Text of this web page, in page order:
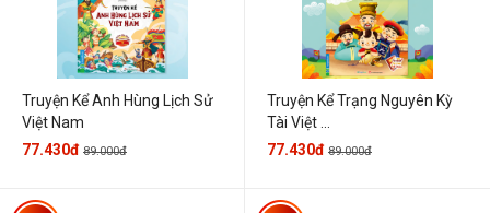
Truyện Kể Anh Hùng Lịch Sử
Việt Nam
77.430đ 89.000đ
Truyện Kể Trạng Nguyên Kỳ
Tài Việt ...
77.430đ 89.000đ